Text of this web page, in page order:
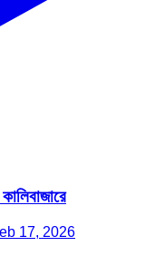
17, 2026